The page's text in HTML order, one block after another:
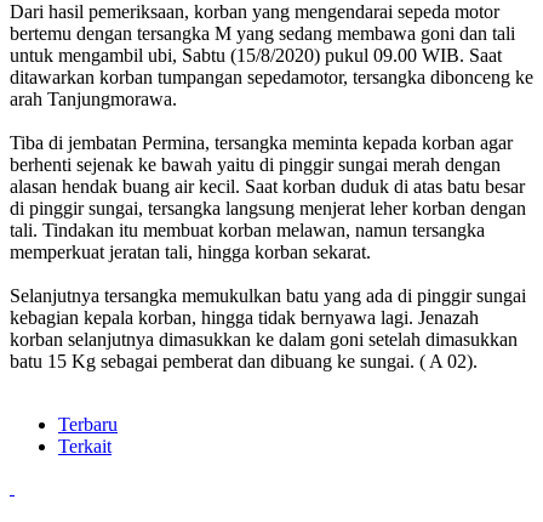
Dari hasil pemeriksaan, korban yang mengendarai sepeda motor
bertemu dengan tersangka M yang sedang membawa goni dan tali
untuk mengambil ubi, Sabtu (15/8/2020) pukul 09.00 WIB. Saat
ditawarkan korban tumpangan sepedamotor, tersangka dibonceng ke
arah Tanjungmorawa.
Tiba di jembatan Permina, tersangka meminta kepada korban agar
berhenti sejenak ke bawah yaitu di pinggir sungai merah dengan
alasan hendak buang air kecil. Saat korban duduk di atas batu besar
di pinggir sungai, tersangka langsung menjerat leher korban dengan
tali. Tindakan itu membuat korban melawan, namun tersangka
memperkuat jeratan tali, hingga korban sekarat.
Selanjutnya tersangka memukulkan batu yang ada di pinggir sungai
kebagian kepala korban, hingga tidak bernyawa lagi. Jenazah
korban selanjutnya dimasukkan ke dalam goni setelah dimasukkan
batu 15 Kg sebagai pemberat dan dibuang ke sungai. ( A 02).
Terbaru
Terkait